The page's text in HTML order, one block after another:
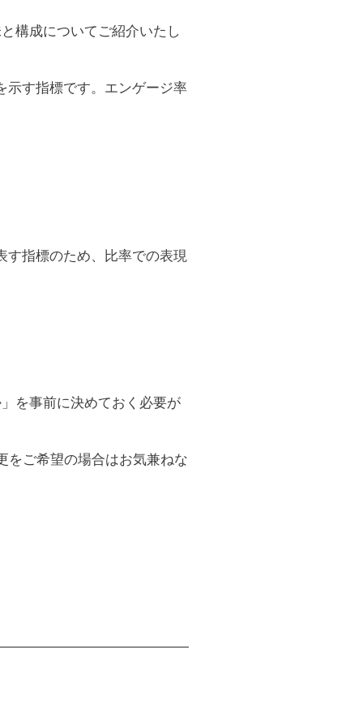
構成についてご紹介いたし
示す指標です。エンゲージ率
す指標のため、比率での表現
を事前に決めておく必要が
をご希望の場合はお気兼ねな